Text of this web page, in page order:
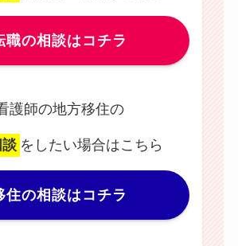
職の相談はコチラ
護師の地方移住の
をしたい場合はこちら
住の相談はコチラ